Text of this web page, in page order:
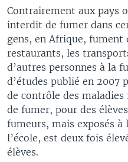
Contrairement aux pays
interdit de fumer dans
gens, en Afrique, fument
restaurants, les
d’autres personnes à la
d’études publié en 2007
de contrôle des
de fumer, pour des
fumeurs, mais exposés
l’école, est deux fois
élèves.